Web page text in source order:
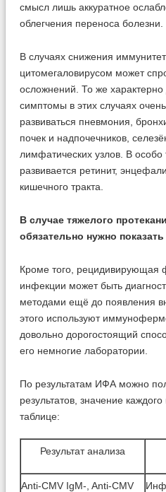
смысл лишь аккуратное
облегчения переноса болезни.
В случаях снижения
цитомегаловирусом может
осложнений. То же
симптомы в этих случаях
развиваться пневмония,
почек и надпочечников,
лимфатических узлов. В особо
развивается ретинит,
кишечного тракта.
В случае тяжелого
обязательно нужно показать
Кроме того, рецидивирующая
инфекции может быть
методами ещё до появления
этого используют
довольно дорогостоящий
его немногие лаборатории.
По результатам ИФА можно
результатов, значение
таблице:
Результат анализа
Anti-CMV IgM-, Anti-CMV